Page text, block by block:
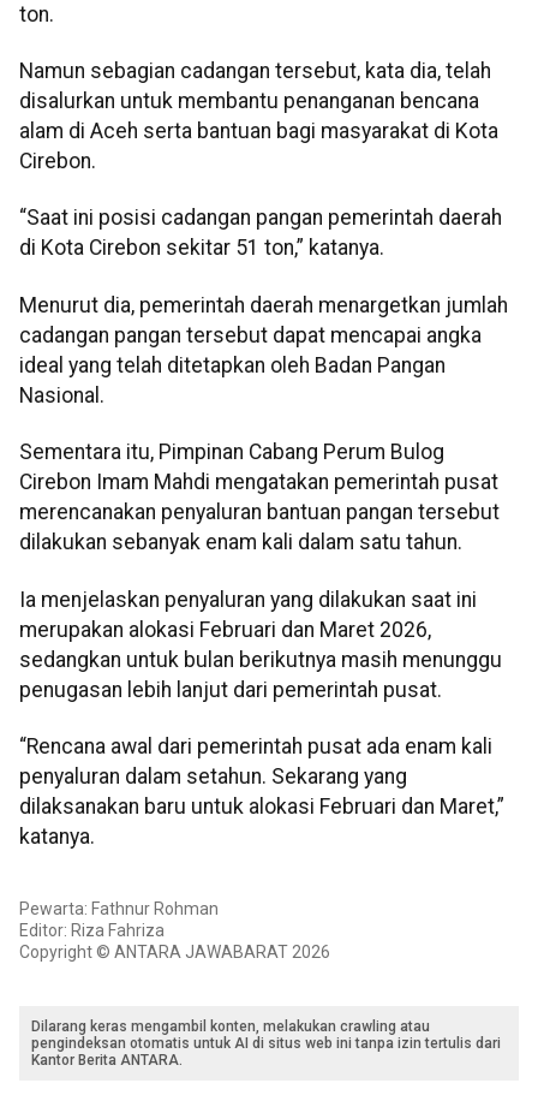
ton.
Namun sebagian cadangan tersebut, kata dia, telah
disalurkan untuk membantu penanganan bencana
alam di Aceh serta bantuan bagi masyarakat di Kota
Cirebon.
“Saat ini posisi cadangan pangan pemerintah daerah
di Kota Cirebon sekitar 51 ton,” katanya.
Menurut dia, pemerintah daerah menargetkan jumlah
cadangan pangan tersebut dapat mencapai angka
ideal yang telah ditetapkan oleh Badan Pangan
Nasional.
Sementara itu, Pimpinan Cabang Perum Bulog
Cirebon Imam Mahdi mengatakan pemerintah pusat
merencanakan penyaluran bantuan pangan tersebut
dilakukan sebanyak enam kali dalam satu tahun.
Ia menjelaskan penyaluran yang dilakukan saat ini
merupakan alokasi Februari dan Maret 2026,
sedangkan untuk bulan berikutnya masih menunggu
penugasan lebih lanjut dari pemerintah pusat.
“Rencana awal dari pemerintah pusat ada enam kali
penyaluran dalam setahun. Sekarang yang
dilaksanakan baru untuk alokasi Februari dan Maret,”
katanya.
Pewarta: Fathnur Rohman
Editor: Riza Fahriza
Copyright © ANTARA JAWABARAT 2026
Dilarang keras mengambil konten, melakukan crawling atau
pengindeksan otomatis untuk AI di situs web ini tanpa izin tertulis dari
Kantor Berita ANTARA.